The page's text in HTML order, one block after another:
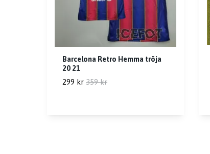
Barcelona Retro Hemma tröja
20 21
299 kr 359 kr